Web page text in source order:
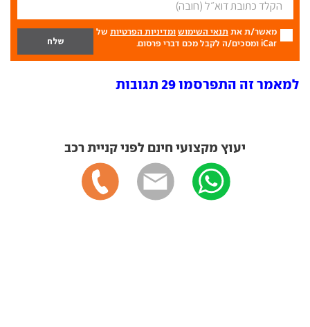
מאשר/ת את תנאי השימוש ומדיניות הפרטיות של
iCar ומסכים/ה לקבל מכם דברי פרסום.
למאמר זה התפרסמו 29 תגובות
יעוץ מקצועי חינם לפני קניית רכב